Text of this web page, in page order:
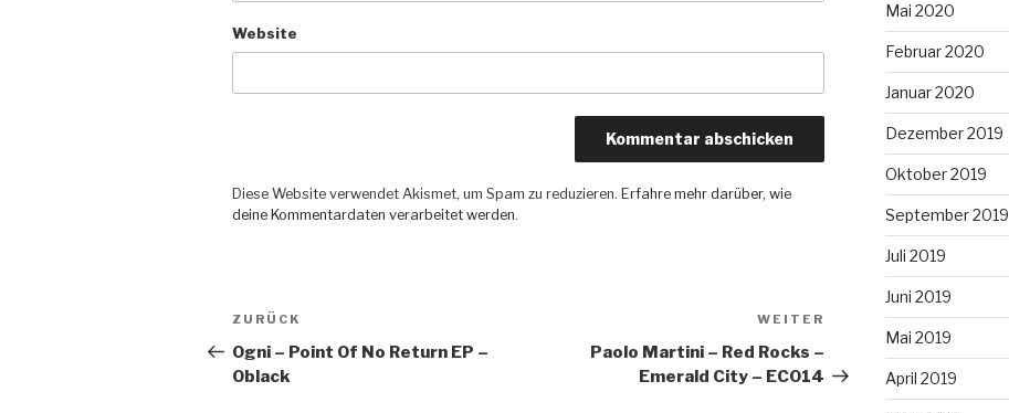
Website
Diese Website verwendet Akismet, um Spam zu reduzieren. Erfahre mehr darüber, wie
deine Kommentardaten verarbeitet werden.
Beitragsnavigation
Vorheriger
ZURÜCK
Ogni – Point Of No Return EP –
Oblack
Nächster
WEITER
Paolo Martini – Red Rocks –
Emerald City – EC014
Mai 2020
Februar 2020
Januar 2020
Dezember 2019
Oktober 2019
September 2019
Juli 2019
Juni 2019
Mai 2019
April 2019